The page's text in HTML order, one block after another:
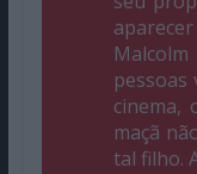
cinema,
maçã
tal filho.